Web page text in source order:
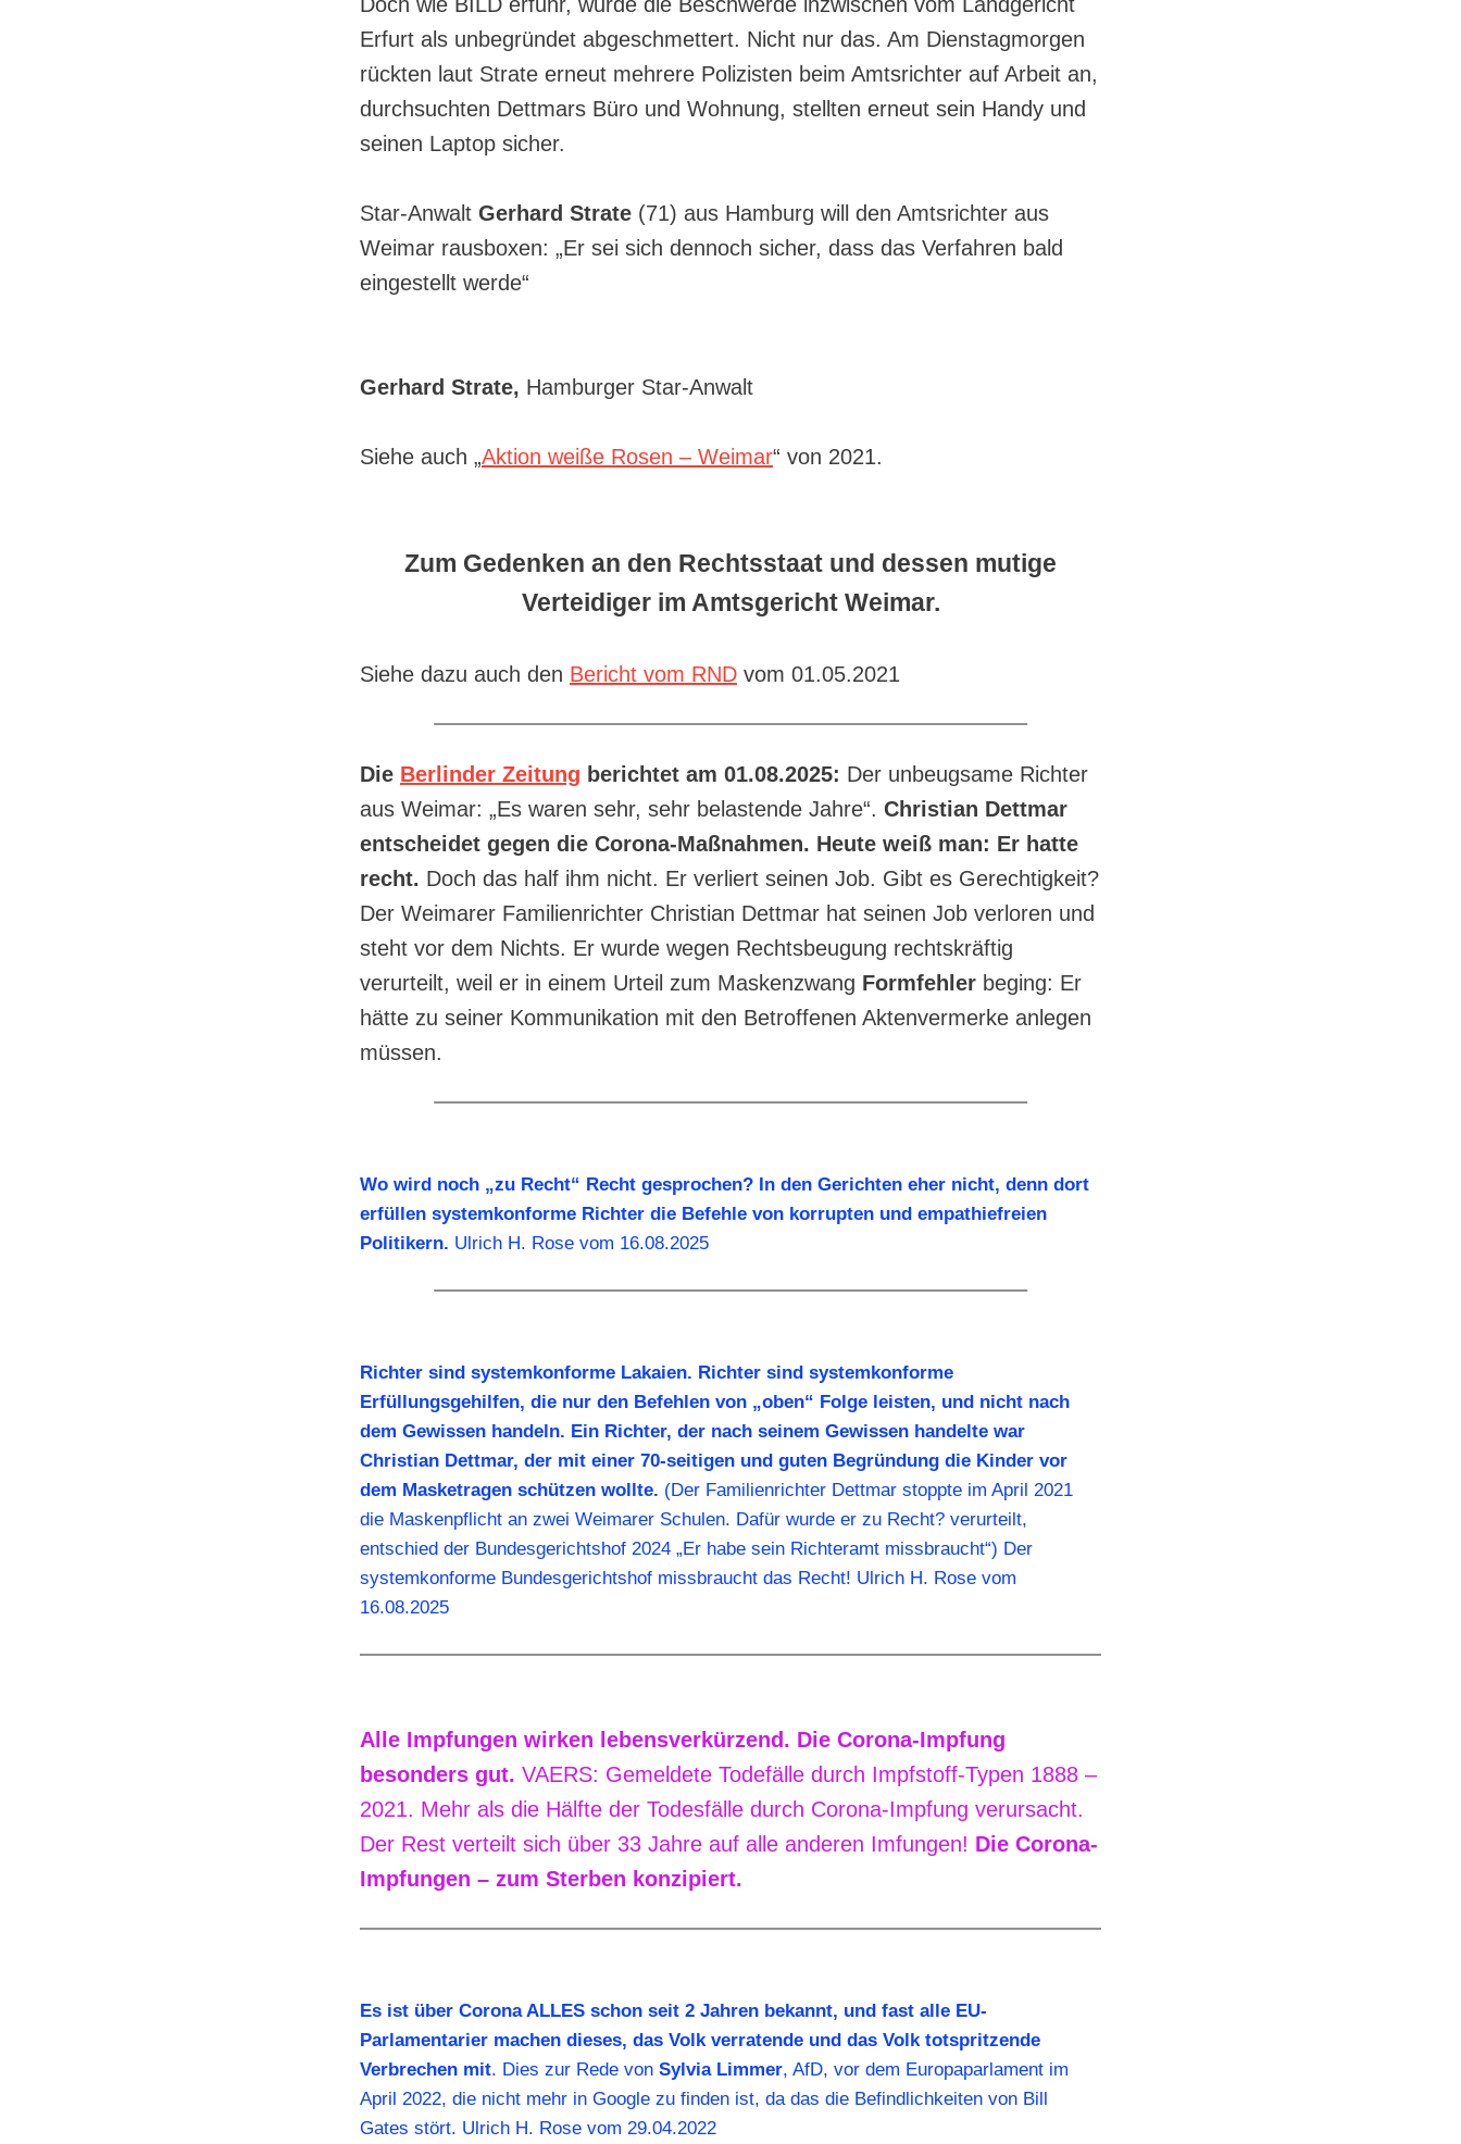
Erfurt als unbegründet abgeschmettert. Nicht nur das. Am Dienstagmorgen
rückten laut Strate erneut mehrere Polizisten beim Amtsrichter auf Arbeit an,
durchsuchten Dettmars Büro und Wohnung, stellten erneut sein Handy und
seinen Laptop sicher.
Star-Anwalt Gerhard Strate (71) aus Hamburg will den Amtsrichter aus
Weimar rausboxen: „Er sei sich dennoch sicher, dass das Verfahren bald
eingestellt werde“
Gerhard Strate, Hamburger Star-Anwalt
Siehe auch „Aktion weiße Rosen – Weimar“ von 2021.
Zum Gedenken an den Rechtsstaat und dessen mutige
Verteidiger im Amtsgericht Weimar.
Siehe dazu auch den Bericht vom RND vom 01.05.2021
Die Berlinder Zeitung berichtet am 01.08.2025: Der unbeugsame Richter
aus Weimar: „Es waren sehr, sehr belastende Jahre“. Christian Dettmar
entscheidet gegen die Corona-Maßnahmen. Heute weiß man: Er hatte
recht. Doch das half ihm nicht. Er verliert seinen Job. Gibt es Gerechtigkeit?
Der Weimarer Familienrichter Christian Dettmar hat seinen Job verloren und
steht vor dem Nichts. Er wurde wegen Rechtsbeugung rechtskräftig
verurteilt, weil er in einem Urteil zum Maskenzwang Formfehler beging: Er
hätte zu seiner Kommunikation mit den Betroffenen Aktenvermerke anlegen
müssen.
Wo wird noch „zu Recht“ Recht gesprochen? In den Gerichten eher nicht, denn dort
erfüllen systemkonforme Richter die Befehle von korrupten und empathiefreien
Politikern. Ulrich H. Rose vom 16.08.2025
Richter sind systemkonforme Lakaien. Richter sind systemkonforme
Erfüllungsgehilfen, die nur den Befehlen von „oben“ Folge leisten, und nicht nach
dem Gewissen handeln. Ein Richter, der nach seinem Gewissen handelte war
Christian Dettmar, der mit einer 70-seitigen und guten Begründung die Kinder vor
dem Masketragen schützen wollte. (Der Familienrichter Dettmar stoppte im April 2021
die Maskenpflicht an zwei Weimarer Schulen. Dafür wurde er zu Recht? verurteilt,
entschied der Bundesgerichtshof 2024 „Er habe sein Richteramt missbraucht“) Der
systemkonforme Bundesgerichtshof missbraucht das Recht! Ulrich H. Rose vom
16.08.2025
Alle Impfungen wirken lebensverkürzend. Die Corona-Impfung
besonders gut. VAERS: Gemeldete Todefälle durch Impfstoff-Typen 1888 –
2021. Mehr als die Hälfte der Todesfälle durch Corona-Impfung verursacht.
Der Rest verteilt sich über 33 Jahre auf alle anderen Imfungen! Die Corona-
Impfungen – zum Sterben konzipiert.
Es ist über Corona ALLES schon seit 2 Jahren bekannt, und fast alle EU-
Parlamentarier machen dieses, das Volk verratende und das Volk totspritzende
Verbrechen mit. Dies zur Rede von Sylvia Limmer, AfD, vor dem Europaparlament im
April 2022, die nicht mehr in Google zu finden ist, da das die Befindlichkeiten von Bill
Gates stört. Ulrich H. Rose vom 29.04.2022